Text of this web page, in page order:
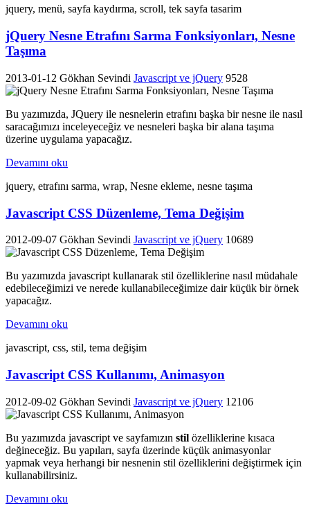
jquery, menü, sayfa kaydırma, scroll, tek sayfa tasarim
jQuery Nesne Etrafını Sarma Fonksiyonları, Nesne
Taşıma
2013-01-12 Gökhan Sevindi Javascript ve jQuery 9528
Bu yazımızda, JQuery ile nesnelerin etrafını başka bir nesne ile nasıl
saracağımızı inceleyeceğiz ve nesneleri başka bir alana taşıma
üzerine uygulama yapacağız.
Devamını oku
jquery, etrafını sarma, wrap, Nesne ekleme, nesne taşıma
Javascript CSS Düzenleme, Tema Değişim
2012-09-07 Gökhan Sevindi Javascript ve jQuery 10689
Bu yazımızda javascript kullanarak stil özelliklerine nasıl müdahale
edebileceğimizi ve nerede kullanabileceğimize dair küçük bir örnek
yapacağız.
Devamını oku
javascript, css, stil, tema değişim
Javascript CSS Kullanımı, Animasyon
2012-09-02 Gökhan Sevindi Javascript ve jQuery 12106
Bu yazımızda javascript ve sayfamızın stil özelliklerine kısaca
değineceğiz. Bu yapıları, sayfa üzerinde küçük animasyonlar
yapmak veya herhangi bir nesnenin stil özelliklerini değiştirmek için
kullanabilirsiniz.
Devamını oku